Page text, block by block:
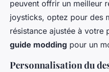
peuvent offrir un meilleur
joysticks, optez pour des
résistance ajustée à votre
guide modding pour un
Personnalisation du